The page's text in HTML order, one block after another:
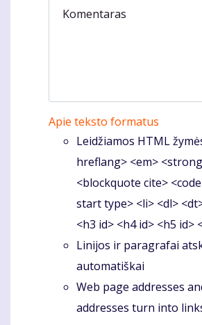
Komentaras
Apie teksto formatus
Leidžiamos HTML
hreflang> <em>
<blockquote cite>
start type> <li> <dl>
<h3 id> <h4 id> <h5 id>
Linijos ir paragrafai
automatiškai
Web page addresses
addresses turn into